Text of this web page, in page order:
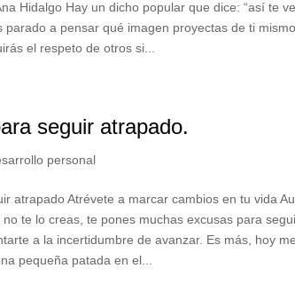
Hidalgo Hay un dicho popular que dice: “así te
parado a pensar qué imagen proyectas de ti
el respeto de otros si...
seguir atrapado.
personal
atrapado Atrévete a marcar cambios en tu vida
no te lo creas, te pones muchas excusas para
a la incertidumbre de avanzar. Es más, hoy
pequeña patada en el...